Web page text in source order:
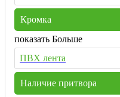
Кромка
показать Больше
ПВХ лента
Наличие притвора